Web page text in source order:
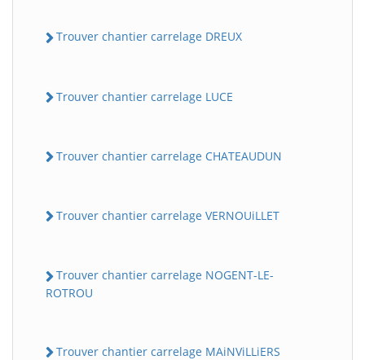
Trouver chantier carrelage DREUX
Trouver chantier carrelage LUCE
Trouver chantier carrelage CHATEAUDUN
Trouver chantier carrelage VERNOUiLLET
Trouver chantier carrelage NOGENT-LE-
ROTROU
Trouver chantier carrelage MAiNViLLiERS